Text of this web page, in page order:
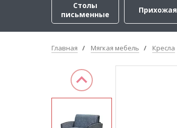
Столы
письменные
Прихожая
Главная Мягкая мебель Кресла